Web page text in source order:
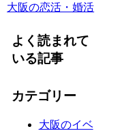
大阪の恋活・婚活
よく読まれて
いる記事
カテゴリー
大阪のイベ